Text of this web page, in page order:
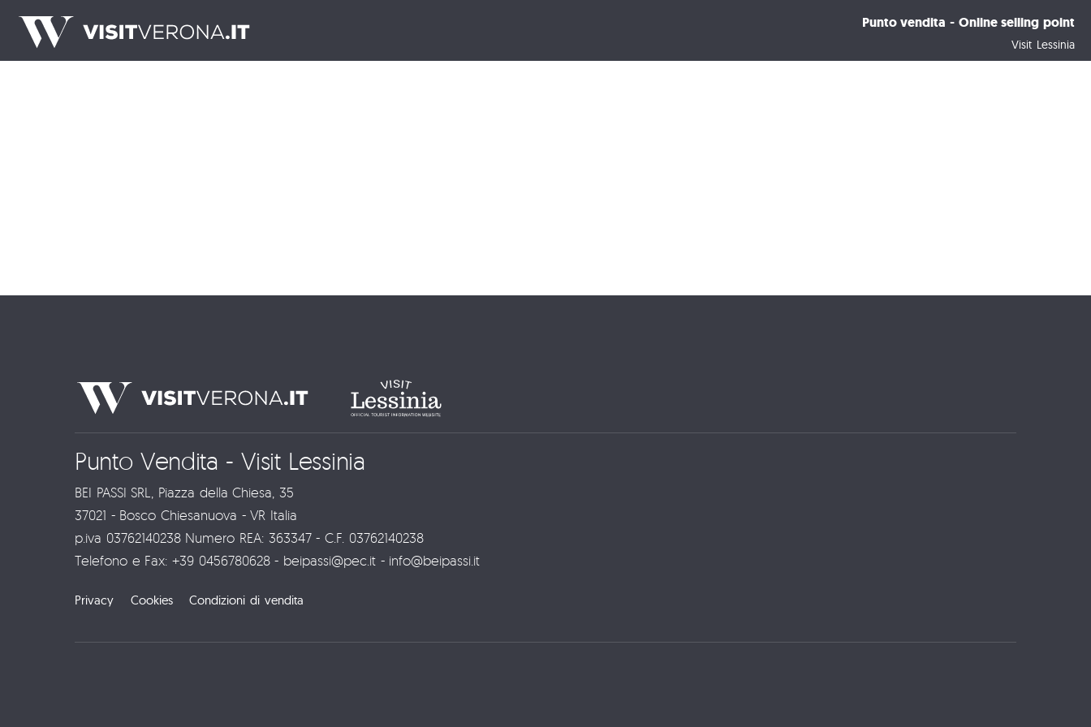
Punto vendita - Online selling point
Visit Lessinia
Punto Vendita - Visit Lessinia
BEI PASSI SRL, Piazza della Chiesa, 35
37021 - Bosco Chiesanuova - VR Italia
p.iva 03762140238 Numero REA: 363347 - C.F. 03762140238
Telefono e Fax: +39 0456780628 - beipassi@pec.it - info@beipassi.it
Privacy Cookies Condizioni di vendita